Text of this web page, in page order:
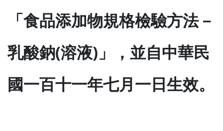
「食品添加物規格檢驗方法－
乳酸鈉(溶液)」，並自中華民
國一百十一年七月一日生效。